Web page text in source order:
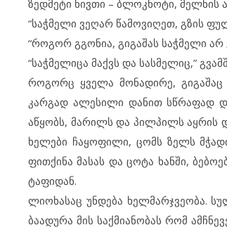
ზედმეტი ნივთი – ბლოკნოტი,
“საჭმელი ვეღარ წამოვიღეთ, გზის
“როგორ გგონია, გიგაშას საჭმელი არ
“საჭმელიცა მაქვს და სასმელიც,”
როგორც ყველა მონადირე, გიგაშაც
კარგად ალესილი დანით სწრაფად
აწყობს, მარილს და პილპილს აყრის
ხელები ჩაყოფილი, ცომს ზელს
ფითქინა მასას და ცოტა ხანში,
ტაფიდან.
ლიოხასაც უნდება ხელმარჯვეობა.
ბაადურა მის საქმიანობას რომ